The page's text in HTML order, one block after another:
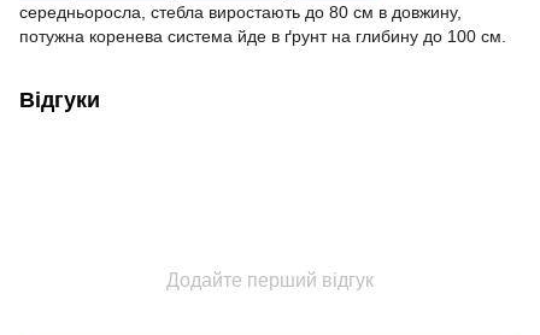
середньоросла, стебла виростають до 80 см в довжину,
потужна коренева система йде в ґрунт на глибину до 100 см.
Відгуки
Додайте перший відгук